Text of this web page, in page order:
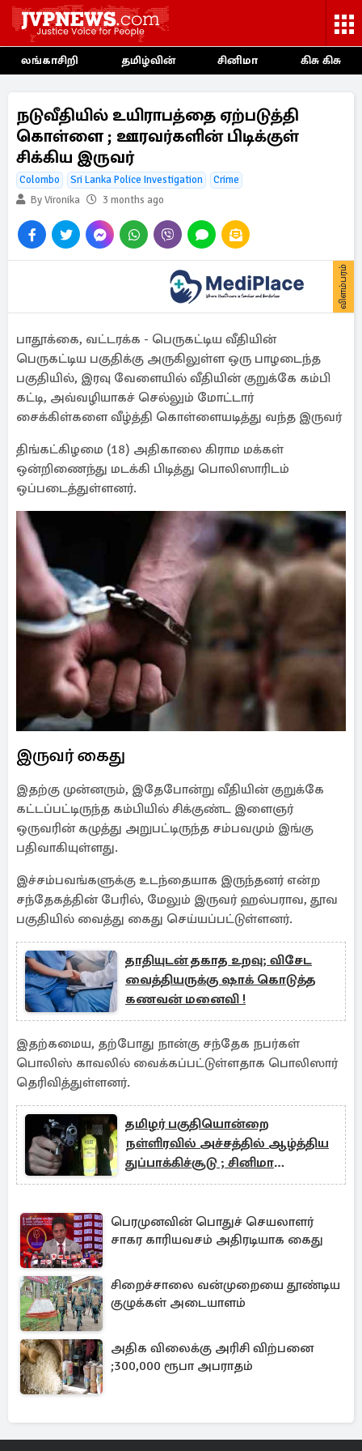
லங்காசிறி தமிழ்வின் சினிமா கிசு கிசு
நடுவீதியில் உயிராபத்தை ஏற்படுத்தி
கொள்ளை ; ஊரவர்களின் பிடிக்குள்
சிக்கிய இருவர்
Colombo Sri Lanka Police Investigation
Crime
By Vironika
3 months ago
விளம்பரம்
பாதூக்கை, வட்டரக்க - பெருகட்டிய வீதியின்
பெருகட்டிய பகுதிக்கு அருகிலுள்ள ஒரு பாழடைந்த
பகுதியில், இரவு வேளையில் வீதியின் குறுக்கே கம்பி
கட்டி, அவ்வழியாகச் செல்லும் மோட்டார்
சைக்கிள்களை வீழ்த்தி கொள்ளையடித்து வந்த இருவர்
திங்கட்கிழமை (18) அதிகாலை கிராம மக்கள்
ஒன்றிணைந்து மடக்கி பிடித்து பொலிஸாரிடம்
ஒப்படைத்துள்ளனர்.
இருவர் கைது
இதற்கு முன்னரும், இதேபோன்று வீதியின் குறுக்கே
கட்டப்பட்டிருந்த கம்பியில் சிக்குண்ட இளைஞர்
ஒருவரின் கழுத்து அறுபட்டிருந்த சம்பவமும் இங்கு
பதிவாகியுள்ளது.
இச்சம்பவங்களுக்கு உடந்தையாக இருந்தனர் என்ற
சந்தேகத்தின் பேரில், மேலும் இருவர் ஹல்பராவ, தூவ
பகுதியில் வைத்து கைது செய்யப்பட்டுள்ளனர்.
தாதியுடன் தகாத உறவு; விசேட
வைத்தியருக்கு ஷாக் கொடுத்த
கணவன் மனைவி !
இதற்கமைய, தற்போது நான்கு சந்தேக நபர்கள்
பொலிஸ் காவலில் வைக்கப்பட்டுள்ளதாக பொலிஸார்
தெரிவித்துள்ளனர்.
தமிழர் பகுதியொன்றை
நள்ளிரவில் அச்சத்தில் ஆழ்த்திய
துப்பாக்கிச்சூடு ; சினிமா
பாணியில் சம்பவம் செய்த
பெரமுனவின் பொதுச் செயலாளர்
சாகர காரியவசம் அதிரடியாக கைது
சிறைச்சாலை வன்முறையை தூண்டிய
குழுக்கள் அடையாளம்
அதிக விலைக்கு அரிசி விற்பனை
;300,000 ரூபா அபராதம்